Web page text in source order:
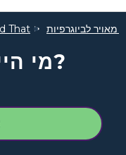
That מאויר לביוגרפיות
מי הייתה מארי אנטואנט?